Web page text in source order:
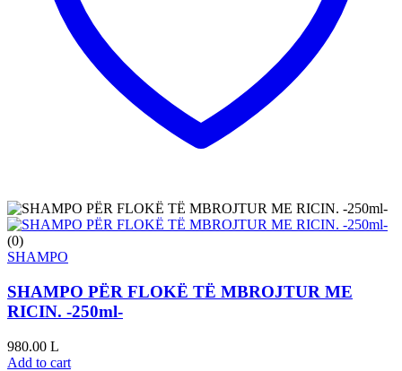
(0)
SHAMPO
SHAMPO PËR FLOKË TË MBROJTUR ME
RICIN. -250ml-
980.00 L
Add to cart